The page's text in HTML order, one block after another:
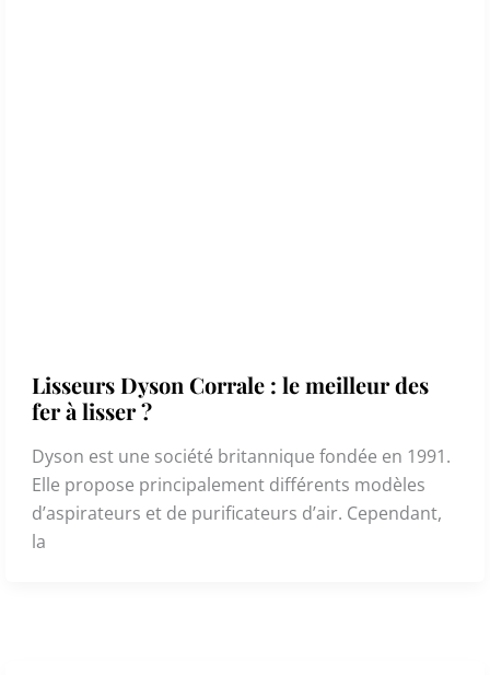
Lisseurs Dyson Corrale : le meilleur des
fer à lisser ?
Dyson est une société britannique fondée en 1991.
Elle propose principalement différents modèles
d’aspirateurs et de purificateurs d’air. Cependant,
la